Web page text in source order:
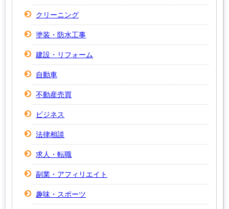
クリーニング
塗装・防水工事
建設・リフォーム
自動車
不動産売買
ビジネス
法律相談
求人・転職
副業・アフィリエイト
趣味・スポーツ